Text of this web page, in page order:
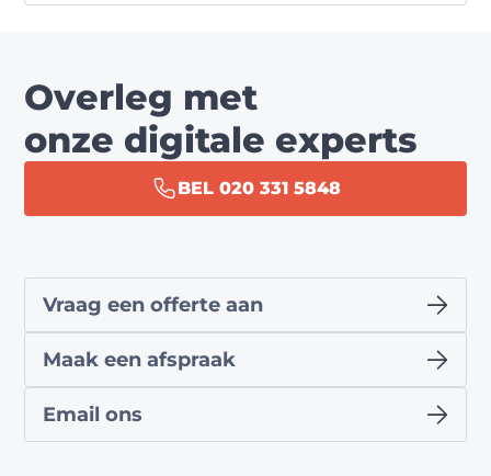
Overleg met
onze digitale experts
BEL 020 331 5848
Vraag een offerte aan
Maak een afspraak
Email ons